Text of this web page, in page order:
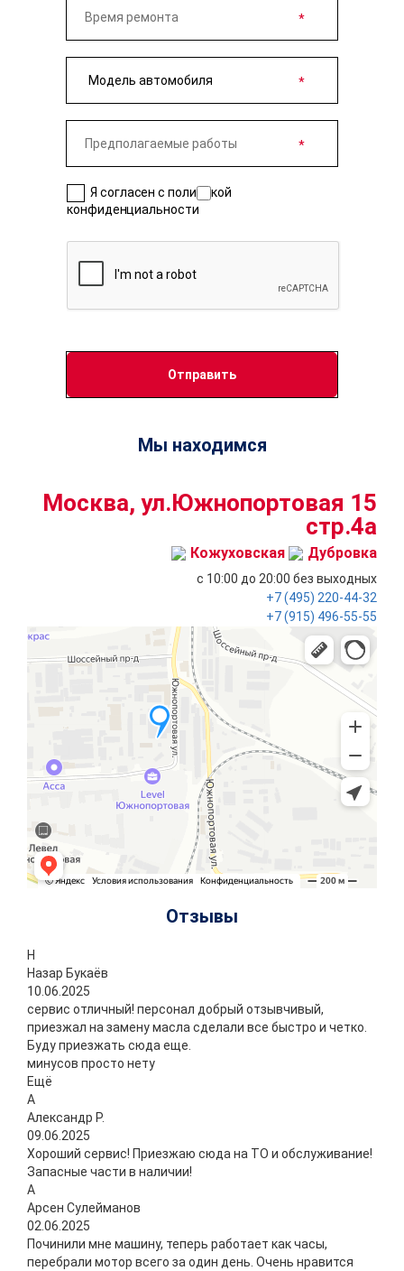
Я согласен с политикой
конфиденциальности
Мы находимся
Москва, ул.Южнопортовая 15
стр.4a
Кожуховская Дубровка
с 10:00 до 20:00 без выходных
+7 (495) 220-44-32
+7 (915) 496-55-55
Отзывы
Н
Назар Букаёв
10.06.2025
сервис отличный! персонал добрый отзывчивый,
приезжал на замену масла сделали все быстро и четко.
Буду приезжать сюда еще.
минусов просто нету
Ещё
А
Александр Р.
09.06.2025
Хороший сервис! Приезжаю сюда на ТО и обслуживание!
Запасные части в наличии!
А
Арсен Сулейманов
02.06.2025
Починили мне машину, теперь работает как часы,
перебрали мотор всего за один день. Очень нравится